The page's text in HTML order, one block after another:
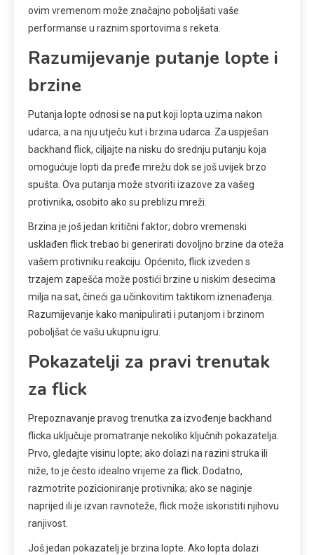
ovim vremenom može značajno poboljšati vaše
performanse u raznim sportovima s reketa.
Razumijevanje putanje lopte i
brzine
Putanja lopte odnosi se na put koji lopta uzima nakon
udarca, a na nju utječu kut i brzina udarca. Za uspješan
backhand flick, ciljajte na nisku do srednju putanju koja
omogućuje lopti da pređe mrežu dok se još uvijek brzo
spušta. Ova putanja može stvoriti izazove za vašeg
protivnika, osobito ako su preblizu mreži.
Brzina je još jedan kritični faktor; dobro vremenski
usklađen flick trebao bi generirati dovoljno brzine da oteža
vašem protivniku reakciju. Općenito, flick izveden s
trzajem zapešća može postići brzine u niskim desecima
milja na sat, čineći ga učinkovitim taktikom iznenađenja.
Razumijevanje kako manipulirati i putanjom i brzinom
poboljšat će vašu ukupnu igru.
Pokazatelji za pravi trenutak
za flick
Prepoznavanje pravog trenutka za izvođenje backhand
flicka uključuje promatranje nekoliko ključnih pokazatelja.
Prvo, gledajte visinu lopte; ako dolazi na razini struka ili
niže, to je često idealno vrijeme za flick. Dodatno,
razmotrite pozicioniranje protivnika; ako se naginje
naprijed ili je izvan ravnoteže, flick može iskoristiti njihovu
ranjivost.
Još jedan pokazatelj je brzina lopte. Ako lopta dolazi